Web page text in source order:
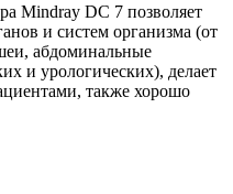
Mindray DC 7 позволяет
и систем организма (от
абдоминальные
и урологических), делает
также хорошо